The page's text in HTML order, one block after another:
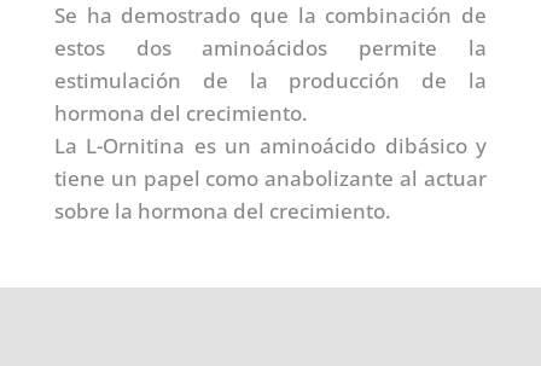
Se ha demostrado que la combinación de
estos dos aminoácidos permite la
estimulación de la producción de la
hormona del crecimiento.
La L-Ornitina es un aminoácido dibásico y
tiene un papel como anabolizante al actuar
sobre la hormona del crecimiento.